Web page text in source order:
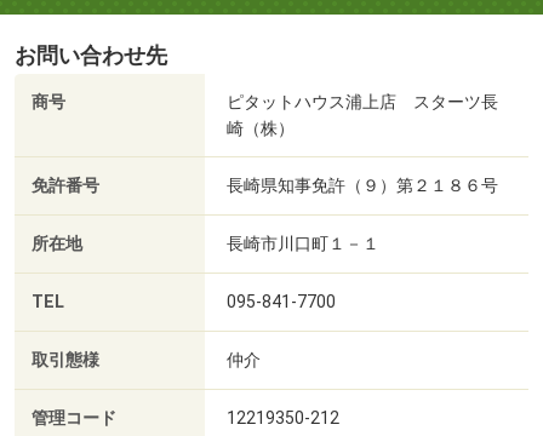
お問い合わせ先
商号
ピタットハウス浦上店 スターツ長
崎（株）
免許番号 長崎県知事免許（９）第２１８６号
所在地 長崎市川口町１－１
TEL 095-841-7700
取引態様 仲介
管理コード 12219350-212